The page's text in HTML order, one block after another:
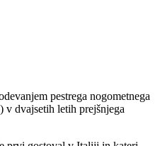
pestrega nogometnega
v dvajsetih letih prejšnjega